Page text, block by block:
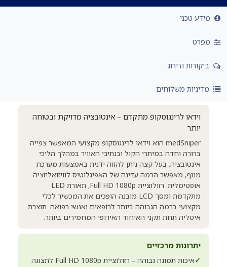
מידע טכני
מפרט
ביקורות ודירוג
מדיניות משלוחים
וידאו לרינגוסקופ מתקדם – אינטובציה מדויקת ובטוחה
יותר
medSniper הוא וידאו לרינגוסקופ מקצועי המאפשר צפייה
ברורה וחדה במיתרי הקול ובנתיבי האוויר במהלך הליכי
אינטובציה. בעל קצה ניתן להזזה ידנית באמצעות מערכת
מנוף, מאפשר הרמה עדינה של האפיגלוטיס לוויזואליזציה
אופטימלית. רזולוציית Full HD 1080p, תאורת LED
מתקדמת ומסך LCD מובנה הופכים את המכשיר לכלי
מקצועי ברמה הגבוהה ביותר לרופאים ואנשי רפואה. תוצרת
איטליה תחת תקני האיחוד האירופי המחמירים ביותר.
יתרונות מרכזיים
✓
איכות תמונה גבוהה – רזולוציית Full HD 1080p לתצוגה